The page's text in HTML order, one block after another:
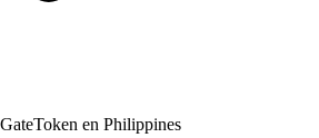
en Philippines